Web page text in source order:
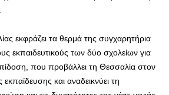
εκφράζει τα θερμά της συγχαρητήρια
εκπαιδευτικούς των δύο σχολείων για
που προβάλλει τη Θεσσαλία στον
και αναδεικνύει τη